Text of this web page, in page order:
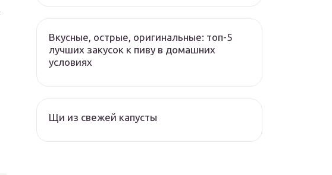
Вкусные, острые, оригинальные: топ-5
лучших закусок к пиву в домашних
условиях
Щи из свежей капусты